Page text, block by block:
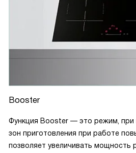
Booster
Функция Booster — это режим,
зон приготовления при работе
позволяет увеличивать мощность